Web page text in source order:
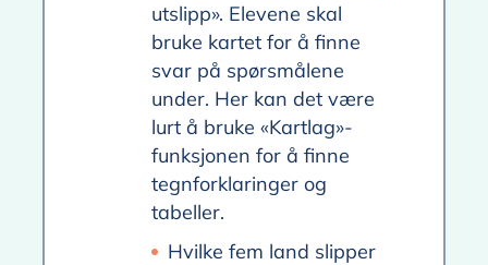
utslipp». Elevene skal
bruke kartet for å finne
svar på spørsmålene
under. Her kan det være
lurt å bruke «Kartlag»-
funksjonen for å finne
tegnforklaringer og
tabeller.
Hvilke fem land slipper